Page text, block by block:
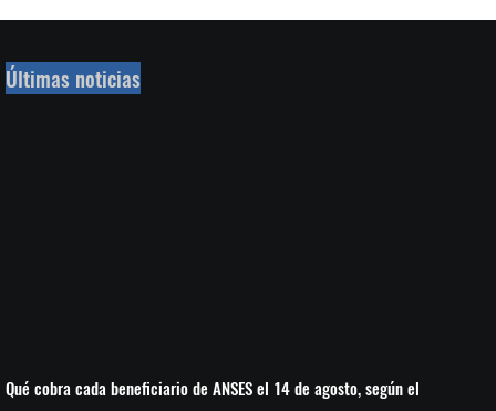
Últimas noticias
Qué cobra cada beneficiario de ANSES el 14 de agosto, según el